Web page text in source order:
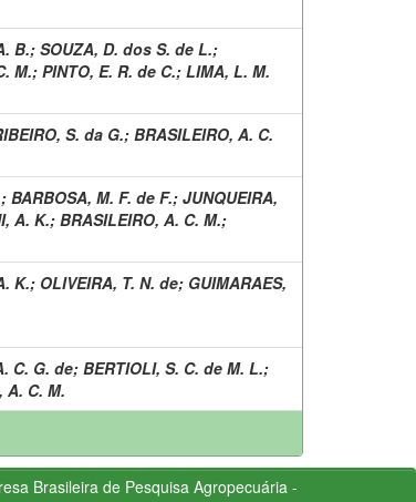
B.; SOUZA, D. dos S. de L.;
M.; PINTO, E. R. de C.; LIMA, L. M.
S. da G.; BRASILEIRO, A. C.
; BARBOSA, M. F. de F.; JUNQUEIRA,
A. K.; BRASILEIRO, A. C. M.;
K.; OLIVEIRA, T. N. de; GUIMARAES,
C. G. de; BERTIOLI, S. C. de M. L.;
A. C. M.
Brasileira de Pesquisa Agropecuária -